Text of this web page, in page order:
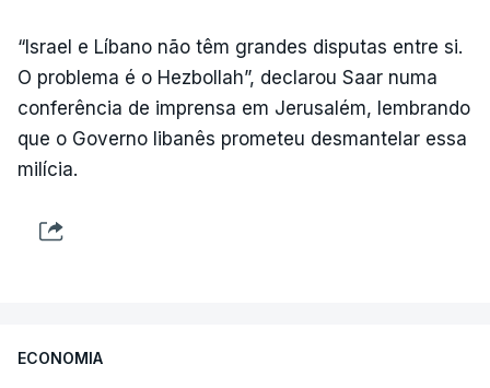
“Israel e Líbano não têm grandes disputas entre si.
O problema é o Hezbollah”, declarou Saar numa
conferência de imprensa em Jerusalém, lembrando
que o Governo libanês prometeu desmantelar essa
milícia.
ECONOMIA